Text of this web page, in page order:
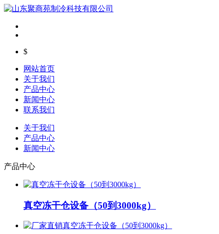
$
网站首页
关于我们
产品中心
新闻中心
联系我们
关于我们
产品中心
新闻中心
产品中心
真空冻干仓设备（50到3000kg）